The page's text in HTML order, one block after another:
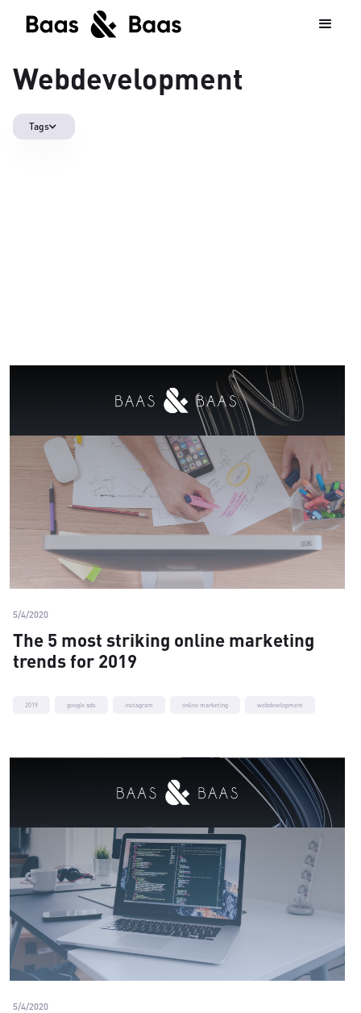
Webdevelopment
Tags
2019 google ads instagram online marketing webdevelopment
5/4/2020
The 5 most striking online marketing
trends for 2019
5/4/2020